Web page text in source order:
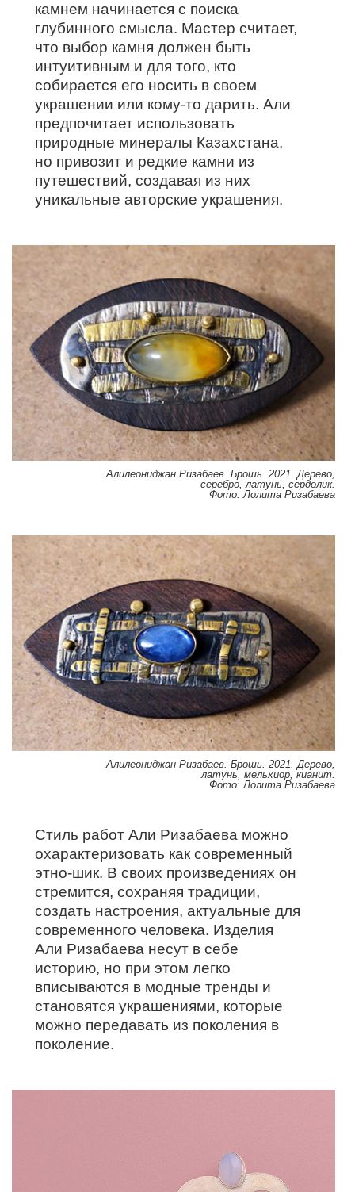
камнем начинается с поиска
глубинного смысла. Мастер считает,
что выбор камня должен быть
интуитивным и для того, кто
собирается его носить в своем
украшении или кому-то дарить. Али
предпочитает использовать
природные минералы Казахстана,
но привозит и редкие камни из
путешествий, создавая из них
уникальные авторские украшения.
Алилеониджан Ризабаев. Брошь. 2021. Дерево,
серебро, латунь, сердолик.
Фото: Лолита Ризабаева
Алилеониджан Ризабаев. Брошь. 2021. Дерево,
латунь, мельхиор, кианит.
Фото: Лолита Ризабаева
Стиль работ Али Ризабаева можно
охарактеризовать как современный
этно-шик. В своих произведениях он
стремится, сохраняя традиции,
создать настроения, актуальные для
современного человека. Изделия
Али Ризабаева несут в себе
историю, но при этом легко
вписываются в модные тренды и
становятся украшениями, которые
можно передавать из поколения в
поколение.